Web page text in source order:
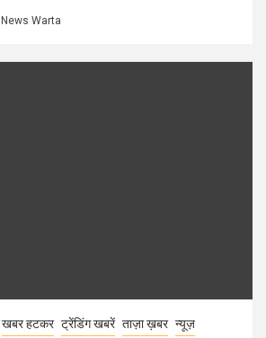
News Warta
खबर हटकर ट्रेंडिंग खबरें ताज़ा ख़बर न्यूज़